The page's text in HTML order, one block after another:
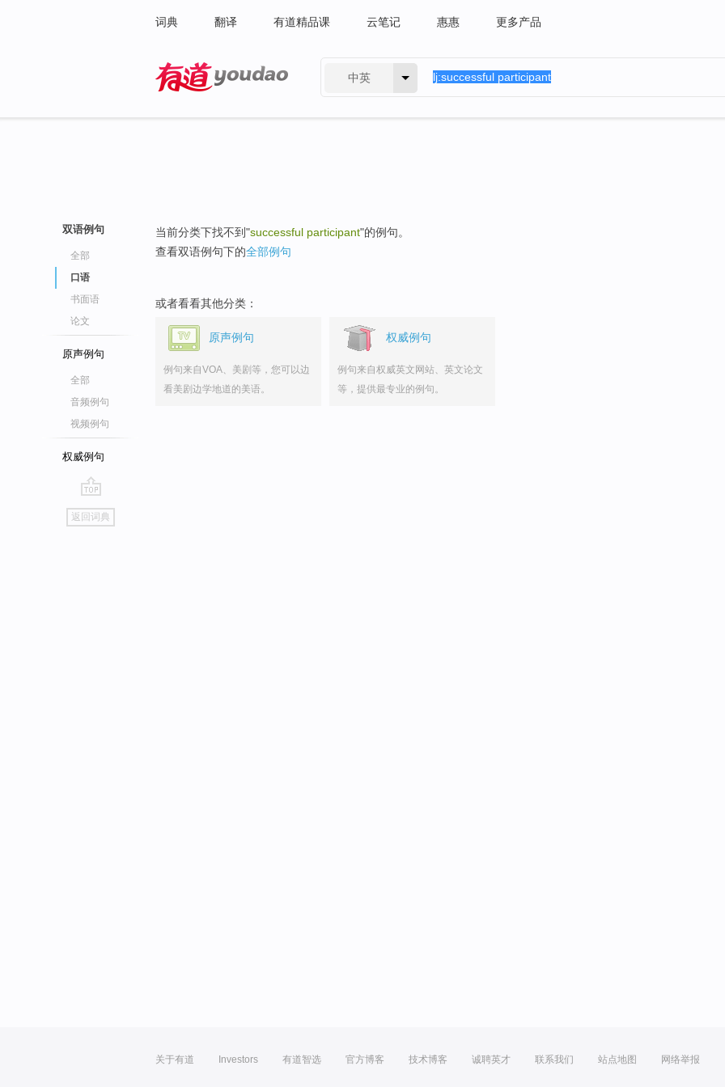
词典 翻译 有道精品课 云笔记 惠惠 更多产品
中英
双语例句
全部
口语
书面语
论文
原声例句
全部
音频例句
视频例句
权威例句
go
top
返回词典
当前分类下找不到"successful participant"的例句。
查看双语例句下的全部例句
或者看看其他分类：
原声例句
例句来自VOA、美剧等，您可以边
看美剧边学地道的美语。
权威例句
例句来自权威英文网站、英文论文
等，提供最专业的例句。
关于有道 Investors 有道智选 官方博客 技术博客 诚聘英才 联系我们 站点地图 网络举报